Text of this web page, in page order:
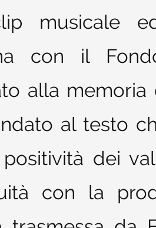
musicale
con il
alla memoria
al testo
dei
con la